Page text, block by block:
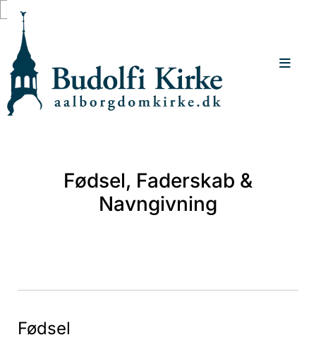
Gå til indhold
Fødsel, Faderskab &
Navngivning
Fødsel